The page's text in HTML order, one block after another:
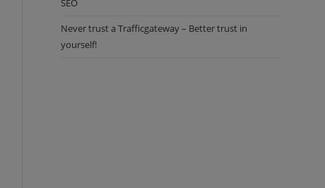
SEO
Never trust a Trafficgateway – Better trust in
yourself!